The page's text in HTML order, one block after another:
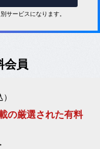
サービスになります。
会員
の厳選された有料